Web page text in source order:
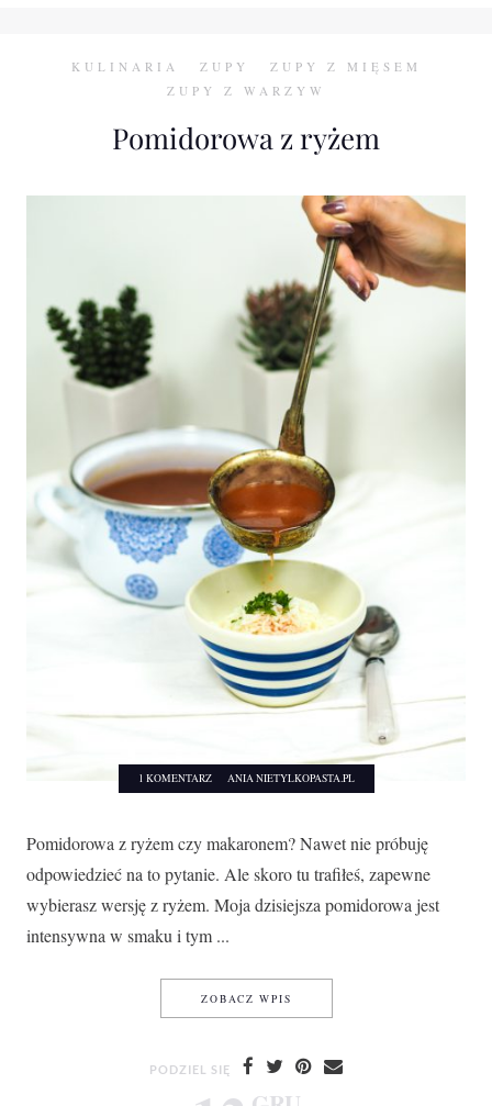
KULINARIA ZUPY
ZUPY Z MIĘSEM
ZUPY Z WARZYW
Pomidorowa z ryżem
1 KOMENTARZ ANIA NIETYLKOPASTA.PL
Pomidorowa z ryżem czy makaronem? Nawet nie próbuję
odpowiedzieć na to pytanie. Ale skoro tu trafiłeś, zapewne
wybierasz wersję z ryżem. Moja dzisiejsza pomidorowa jest
intensywna w smaku i tym ...
ZOBACZ WPIS
PODZIEL SIĘ